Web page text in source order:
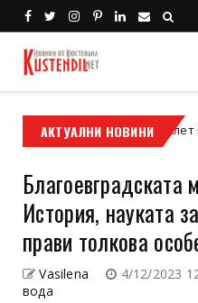
АКТУАЛНИ НОВИНИ
е твоят билет към свободата
Благоевградската
История, науката
прави толкова
Vasilena 4/12/2023
вода